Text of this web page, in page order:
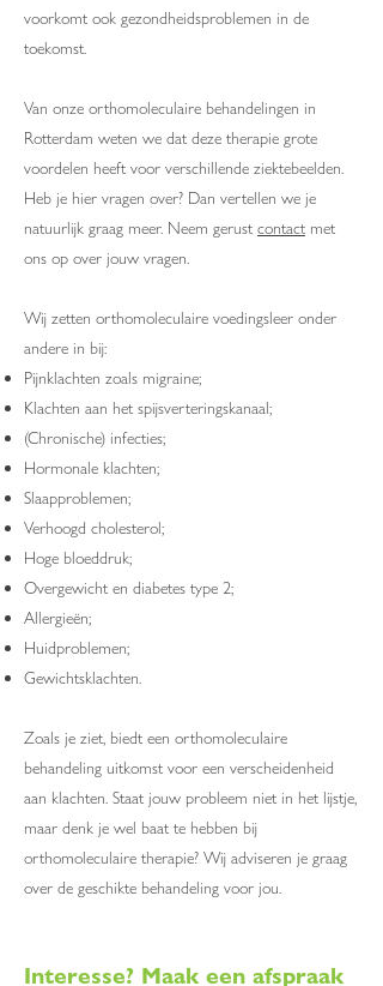
voorkomt ook gezondheidsproblemen in de
toekomst.
Van onze orthomoleculaire behandelingen in
Rotterdam weten we dat deze therapie grote
voordelen heeft voor verschillende ziektebeelden.
Heb je hier vragen over? Dan vertellen we je
natuurlijk graag meer. Neem gerust contact met
ons op over jouw vragen.
Wij zetten orthomoleculaire voedingsleer onder
andere in bij:
Pijnklachten zoals migraine;
Klachten aan het spijsverteringskanaal;
(Chronische) infecties;
Hormonale klachten;
Slaapproblemen;
Verhoogd cholesterol;
Hoge bloeddruk;
Overgewicht en diabetes type 2;
Allergieën;
Huidproblemen;
Gewichtsklachten.
Zoals je ziet, biedt een orthomoleculaire
behandeling uitkomst voor een verscheidenheid
aan klachten. Staat jouw probleem niet in het lijstje,
maar denk je wel baat te hebben bij
orthomoleculaire therapie? Wij adviseren je graag
over de geschikte behandeling voor jou.
Interesse? Maak een afspraak